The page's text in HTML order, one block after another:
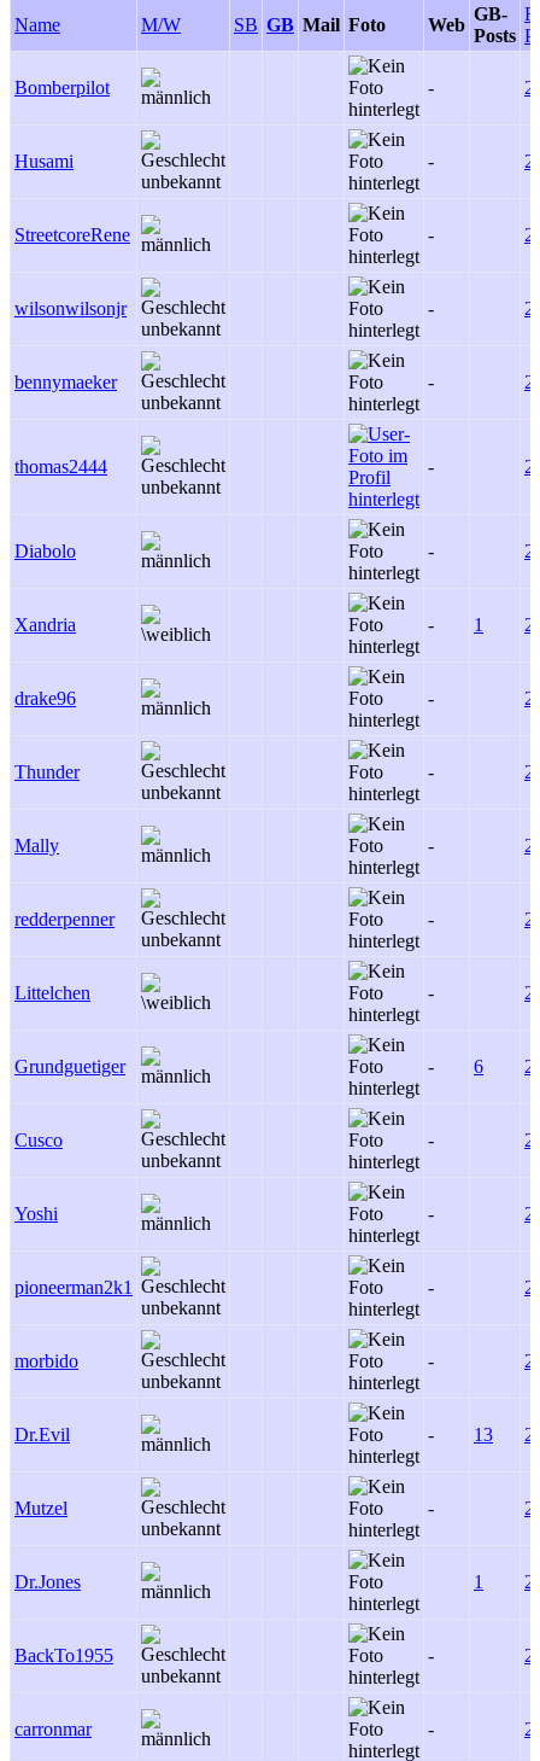
Name M/W SB GB Mail Foto Web
GB-
Posts
Bomberpilot - 2
Husami - 2
StreetcoreRene - 2
wilsonwilsonjr - 2
bennymaeker - 2
thomas2444 - 2
Diabolo - 2
Xandria - 1 2
drake96 - 2
Thunder - 2
Mally - 2
redderpenner - 2
Littelchen - 2
Grundguetiger - 6 2
Cusco - 2
Yoshi - 2
pioneerman2k1 - 2
morbido - 2
Dr.Evil - 13 2
Mutzel - 2
Dr.Jones 1 2
BackTo1955 - 2
carronmar - 2